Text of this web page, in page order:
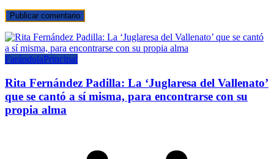
FarándulaPrincipal
Rita Fernández Padilla: La ‘Juglaresa del Vallenato’
que se cantó a sí misma, para encontrarse con su
propia alma